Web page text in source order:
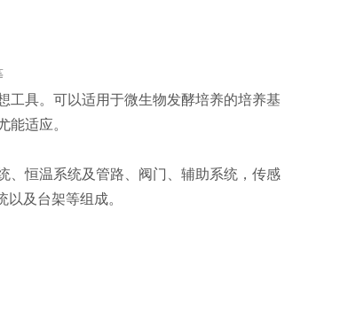
工具。可以适用于微生物发酵培养的培养基
能适应。
、恒温系统及管路、阀门、辅助系统，传感
及台架等组成。